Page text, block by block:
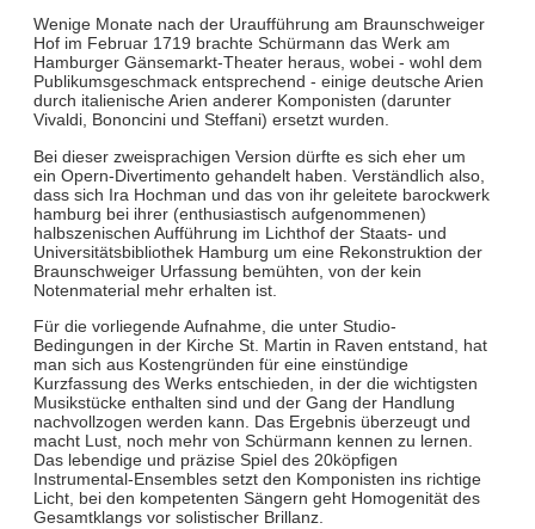
Wenige Monate nach der Uraufführung am Braunschweiger
Hof im Februar 1719 brachte Schürmann das Werk am
Hamburger Gänsemarkt-Theater heraus, wobei - wohl dem
Publikumsgeschmack entsprechend - einige deutsche Arien
durch italienische Arien anderer Komponisten (darunter
Vivaldi, Bononcini und Steffani) ersetzt wurden.
Bei dieser zweisprachigen Version dürfte es sich eher um
ein Opern-Divertimento gehandelt haben. Verständlich also,
dass sich Ira Hochman und das von ihr geleitete barockwerk
hamburg bei ihrer (enthusiastisch aufgenommenen)
halbszenischen Aufführung im Lichthof der Staats- und
Universitätsbibliothek Hamburg um eine Rekonstruktion der
Braunschweiger Urfassung bemühten, von der kein
Notenmaterial mehr erhalten ist.
Für die vorliegende Aufnahme, die unter Studio-
Bedingungen in der Kirche St. Martin in Raven entstand, hat
man sich aus Kostengründen für eine einstündige
Kurzfassung des Werks entschieden, in der die wichtigsten
Musikstücke enthalten sind und der Gang der Handlung
nachvollzogen werden kann. Das Ergebnis überzeugt und
macht Lust, noch mehr von Schürmann kennen zu lernen.
Das lebendige und präzise Spiel des 20köpfigen
Instrumental-Ensembles setzt den Komponisten ins richtige
Licht, bei den kompetenten Sängern geht Homogenität des
Gesamtklangs vor solistischer Brillanz.